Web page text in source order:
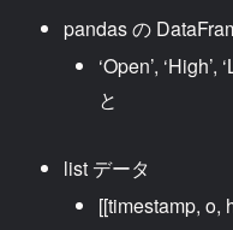
pandas の
‘Open’,
と
list データ
[[timestamp, o,